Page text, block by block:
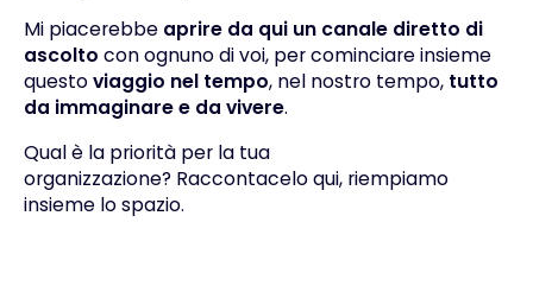
Mi piacerebbe aprire da qui un canale diretto di
ascolto con ognuno di voi, per cominciare insieme
questoviaggio nel tempo, nel nostro tempo, tutto
da immaginare e da vivere.
Qual è la priorità per la tua
organizzazione? Raccontacelo qui, riempiamo
insieme lo spazio.